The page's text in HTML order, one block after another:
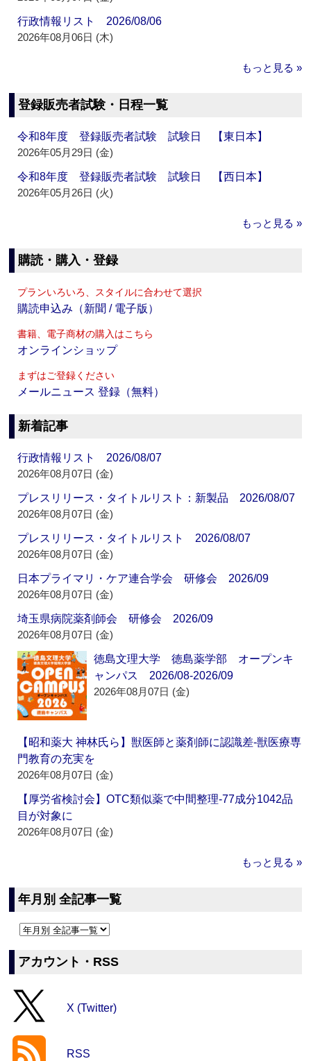
行政情報リスト 2026/08/06
2026年08月06日 (木)
もっと見る »
登録販売者試験・日程一覧
令和8年度 登録販売者試験 試験日 【東日本】
2026年05月29日 (金)
令和8年度 登録販売者試験 試験日 【西日本】
2026年05月26日 (火)
もっと見る »
購読・購入・登録
プランいろいろ、スタイルに合わせて選択
購読申込み（新聞 / 電子版）
書籍、電子商材の購入はこちら
オンラインショップ
まずはご登録ください
メールニュース 登録（無料）
新着記事
行政情報リスト 2026/08/07
2026年08月07日 (金)
プレスリリース・タイトルリスト：新製品 2026/08/07
2026年08月07日 (金)
プレスリリース・タイトルリスト 2026/08/07
2026年08月07日 (金)
日本プライマリ・ケア連合学会 研修会 2026/09
2026年08月07日 (金)
埼玉県病院薬剤師会 研修会 2026/09
2026年08月07日 (金)
徳島文理大学 徳島薬学部 オープンキ
ャンパス 2026/08-2026/09
2026年08月07日 (金)
【昭和薬大 神林氏ら】獣医師と薬剤師に認識差‐獣医療専
門教育の充実を
2026年08月07日 (金)
【厚労省検討会】OTC類似薬で中間整理‐77成分1042品
目が対象に
2026年08月07日 (金)
もっと見る »
年月別 全記事一覧
アカウント・RSS
X (Twitter)
RSS